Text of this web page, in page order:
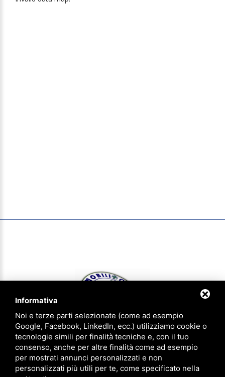
IMMOBILIOGGI & aziendaoggi Gruppo Agenzie Riunite - P.IVA
01620540383 - CCIAA FE 183305 - Iscrizione num. 1814 ruolo agenti
immobiliari provincia di Ferrara
Informativa
Noi e terze parti selezionate (come ad esempio
Google, Facebook, LinkedIn, ecc.) utilizziamo cookie o
tecnologie simili per finalità tecniche e, con il tuo
consenso, anche per altre finalità come ad esempio
per mostrati annunci personalizzati e non
personalizzati più utili per te, come specificato nella